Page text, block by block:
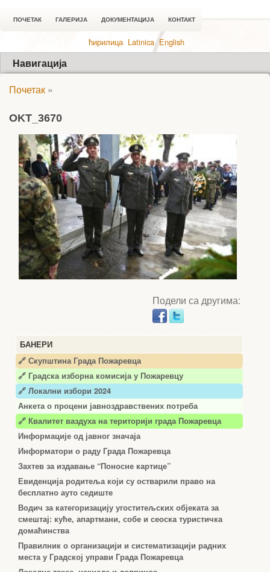
ПОЧЕТАК ГАЛЕРИЈА ДОКУМЕНТАЦИЈА КОНТАКТ
ћирилица Latinica English
Навигација
БАНЕРИ
🔗 Скупштина Града Пожаревца
🔗 Градска изборна комисија у Пожаревцу
🔗 Локални избори 2024
Анкета о процени јавноздравствених потреба
🔗 Квалитет ваздуха на територији града Пожаревца
Информације од јавног значаја
Информатори о раду Града Пожаревца
Захтев за издавање “Поносне картице”
Евиденција родитеља који су остварили право на
бесплатно ауто седиште
Водич за категоризацију угоститељских објеката за
смештај: куће, апартмани, собе и сеоска туристичка
домаћинства
Правилник о организацији и систематизацији радних
места у Градској управи Града Пожаревца
Почетак »
OKT_3670
Подели са другима: